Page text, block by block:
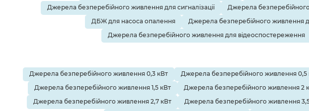
Джерела безперебійного живлення для сигналізації
Джерела
ДБЖ для насоса опалення
Джерела безперебійного живлення
Джерела безперебійного живлення для відеоспостереження
Джерела безперебійного живлення 0,3 кВт Джерела безперебійного живлення 0,5
Джерела безперебійного живлення 1,5 кВт
Джерела безперебійного живлення 2
Джерела безперебійного живлення 2,7 кВт
Джерела безперебійного живлення